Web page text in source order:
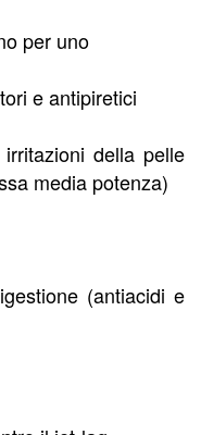
per uno
e antipiretici
della pelle
media potenza)
(antiacidi e